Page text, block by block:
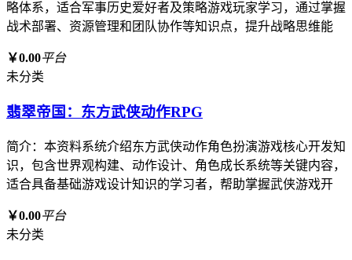
略体系，适合军事历史爱好者及策略游戏玩家学习，通过掌握
战术部署、资源管理和团队协作等知识点，提升战略思维能
￥0.00平台
未分类
翡翠帝国：东方武侠动作RPG
简介：本资料系统介绍东方武侠动作角色扮演游戏核心开发知
识，包含世界观构建、动作设计、角色成长系统等关键内容，
适合具备基础游戏设计知识的学习者，帮助掌握武侠游戏开
￥0.00平台
未分类